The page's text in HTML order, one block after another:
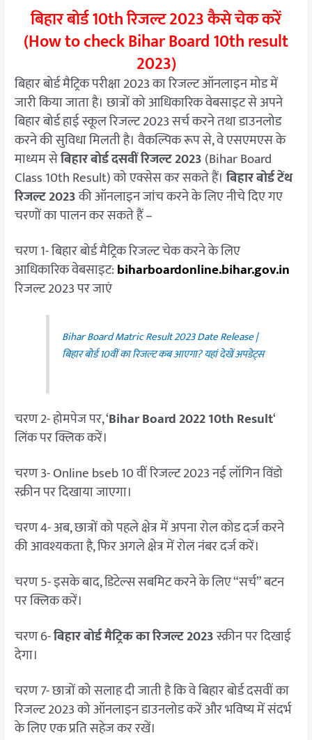
बिहार बोर्ड 10th रिजल्ट 2023 कैसे चेक करें
(How to check Bihar Board 10th result
2023)
बिहार बोर्ड मैट्रिक परीक्षा 2023 का रिजल्ट ऑनलाइन मोड में
जारी किया जाता है। छात्रों को आधिकारिक वेबसाइट से अपने
बिहार बोर्ड हाई स्कूल रिजल्ट 2023 सर्च करने तथा डाउनलोड
करने की सुविधा मिलती है। वैकल्पिक रूप से, वे एसएमएस के
माध्यम सेबिहार बोर्ड दसवीं रिजल्ट 2023(Bihar Board
Class 10th Result) को एक्सेस कर सकते हैं।बिहार बोर्ड टेंथ
रिजल्ट 2023की ऑनलाइन जांच करने के लिए नीचे दिए गए
चरणों का पालन कर सकते हैं –
चरण 1- बिहार बोर्ड मैट्रिक रिजल्ट चेक करने के लिए
आधिकारिक वेबसाइट:biharboardonline.bihar.gov.in
रिजल्ट 2023 पर जाएं
Bihar Board Matric Result 2023 Date Release |
बिहार बोर्ड 10वीं का रिजल्‍ट कब आएगा? यहां देखें अपडेट्स
चरण 2- होमपेज पर, ‘Bihar Board 2022 10th Result‘
लिंक पर क्लिक करें।
चरण 3- Online bseb 10 वीं रिजल्ट 2023 नई लॉगिन विंडो
स्क्रीन पर दिखाया जाएगा।
चरण 4- अब, छात्रों को पहले क्षेत्र में अपना रोल कोड दर्ज करने
की आवश्यकता है, फिर अगले क्षेत्र में रोल नंबर दर्ज करें।
चरण 5- इसके बाद, डिटेल्स सबमिट करने के लिए “सर्च” बटन
पर क्लिक करें।
चरण 6-बिहार बोर्ड मैट्रिक का रिजल्ट 2023स्क्रीन पर दिखाई
देगा।
चरण 7- छात्रों को सलाह दी जाती है कि वे बिहार बोर्ड दसवीं का
रिजल्ट 2023 को ऑनलाइन डाउनलोड करें और भविष्य में संदर्भ
के लिए एक प्रति सहेज कर रखें।